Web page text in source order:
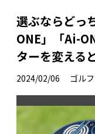
選ぶならどっ
ONE」「Ai-
ターを変える
2024/02/06 ゴル